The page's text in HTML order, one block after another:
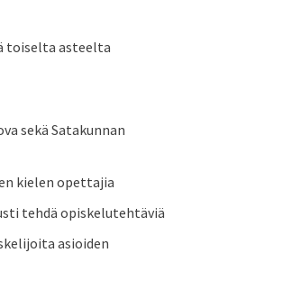
toiselta asteelta
sekä Satakunnan
kielen opettajia
tehdä opiskelutehtäviä
asioiden